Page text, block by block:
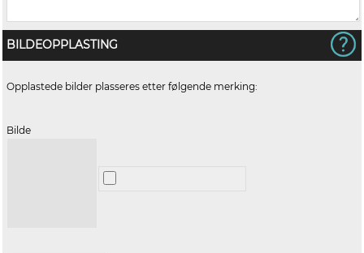
BILDEOPPLASTING
Opplastede bilder plasseres etter følgende merking:
Bilde